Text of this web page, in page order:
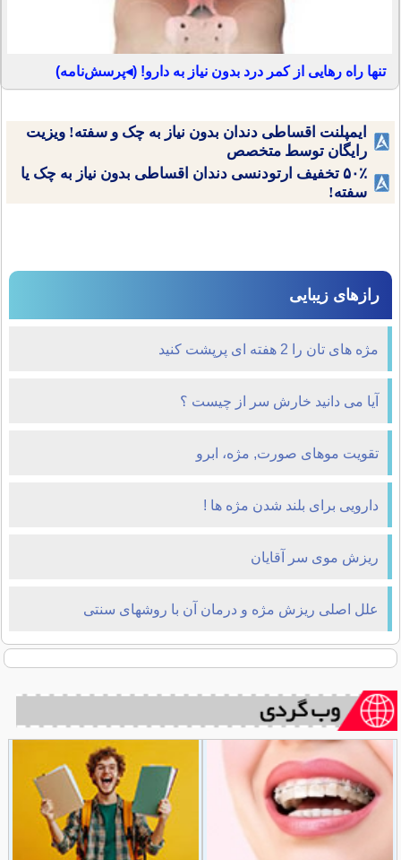
تنها راه رهایی از کمر درد بدون نیاز به دارو! (◂پرسش‌نامه)
ایمپلنت اقساطی دندان بدون نیاز به چک و سفته! ویزیت
رایگان توسط متخصص
۵۰٪ تخفیف ارتودنسی دندان اقساطی بدون نیاز به چک یا
سفته!
رازهای زیبایی
مژه های تان را 2 هفته ای پرپشت کنید
آیا می دانید خارش سر از چیست ؟
تقویت موهای صورت, مژه، ابرو
دارویی برای بلند شدن مژه ها !
ریزش موی سر آقایان
علل اصلی ریزش مژه و درمان آن با روشهای سنتی